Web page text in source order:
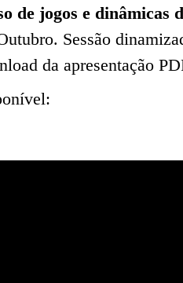
de jogos e dinâmicas
Sessão
da apresentação